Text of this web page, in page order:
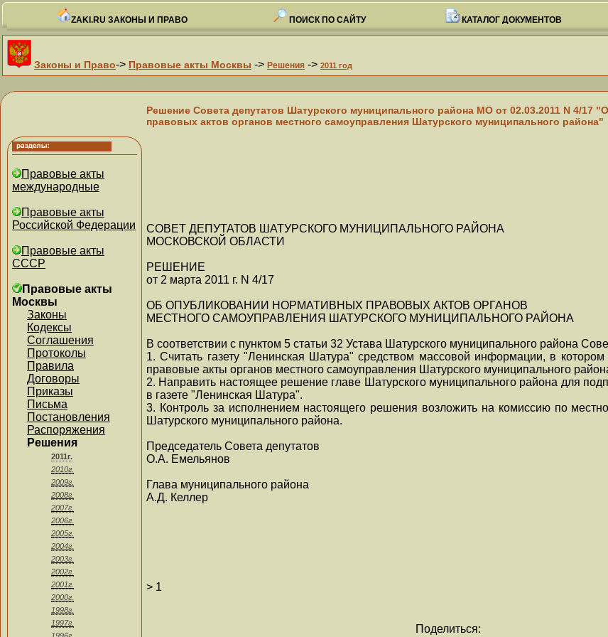
ZAKI.RU ЗАКОНЫ И ПРАВО ПОИСК ПО САЙТУ КАТАЛОГ ДОКУМЕНТОВ
Законы и Право-> Правовые акты Москвы -> Решения -> 2011 год
Правовые акты
международные
Правовые акты
Российской Федерации
Правовые акты
СССР
Правовые акты
Москвы
Законы
Кодексы
Соглашения
Протоколы
Правила
Договоры
Приказы
Письма
Постановления
Распоряжения
Решения
2011г.
2010г.
2009г.
2008г.
2007г.
2006г.
2005г.
2004г.
2003г.
2002г.
2001г.
2000г.
1998г.
1997г.
Решение Совета депутатов Шатурского муниципального района МО от 02.03.2011 N 4/17
правовых актов органов местного самоуправления Шатурского муниципального района"
СОВЕТ ДЕПУТАТОВ ШАТУРСКОГО МУНИЦИПАЛЬНОГО РАЙОНА
МОСКОВСКОЙ ОБЛАСТИ
РЕШЕНИЕ
от 2 марта 2011 г. N 4/17
ОБ ОПУБЛИКОВАНИИ НОРМАТИВНЫХ ПРАВОВЫХ АКТОВ ОРГАНОВ
МЕСТНОГО САМОУПРАВЛЕНИЯ ШАТУРСКОГО МУНИЦИПАЛЬНОГО РАЙОНА
В соответствии с пунктом 5 статьи 32 Устава Шатурского муниципального района
1. Считать газету "Ленинская Шатура" средством массовой информации, в
правовые акты органов местного самоуправления Шатурского муниципального
2. Направить настоящее решение главе Шатурского муниципального района для
в газете "Ленинская Шатура".
3. Контроль за исполнением настоящего решения возложить на комиссию по
Шатурского муниципального района.
Председатель Совета депутатов
О.А. Емельянов
Глава муниципального района
А.Д. Келлер
> 1
Поделиться: